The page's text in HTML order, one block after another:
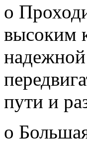
o
высоким
надежной
пути и
o